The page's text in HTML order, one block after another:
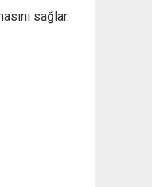
sağlar.